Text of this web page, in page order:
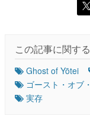
この記事に関す
Ghost of Yōtei
ゴースト・オブ
実存